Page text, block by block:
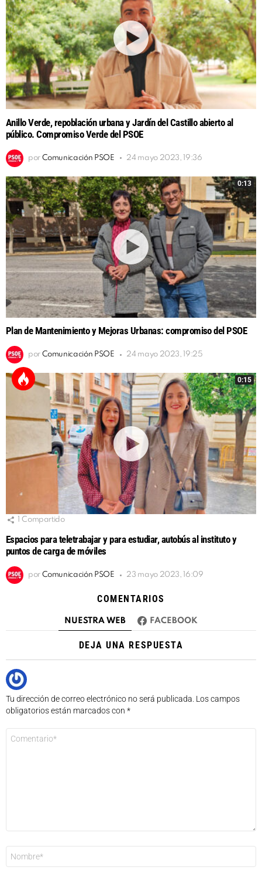
Anillo Verde, repoblación urbana y Jardín del Castillo abierto al
público. Compromiso Verde del PSOE
por Comunicación PSOE 24 mayo 2023, 19:36
0:13
Plan de Mantenimiento y Mejoras Urbanas: compromiso del PSOE
por Comunicación PSOE 24 mayo 2023, 19:25
0:15
Compartido
Espacios para teletrabajar y para estudiar, autobús al instituto y
puntos de carga de móviles
por Comunicación PSOE 23 mayo 2023, 16:09
COMENTARIOS
NUESTRA WEB FACEBOOK
DEJA UNA RESPUESTA
Tu dirección de correo electrónico no será publicada. Los campos
obligatorios están marcados con *